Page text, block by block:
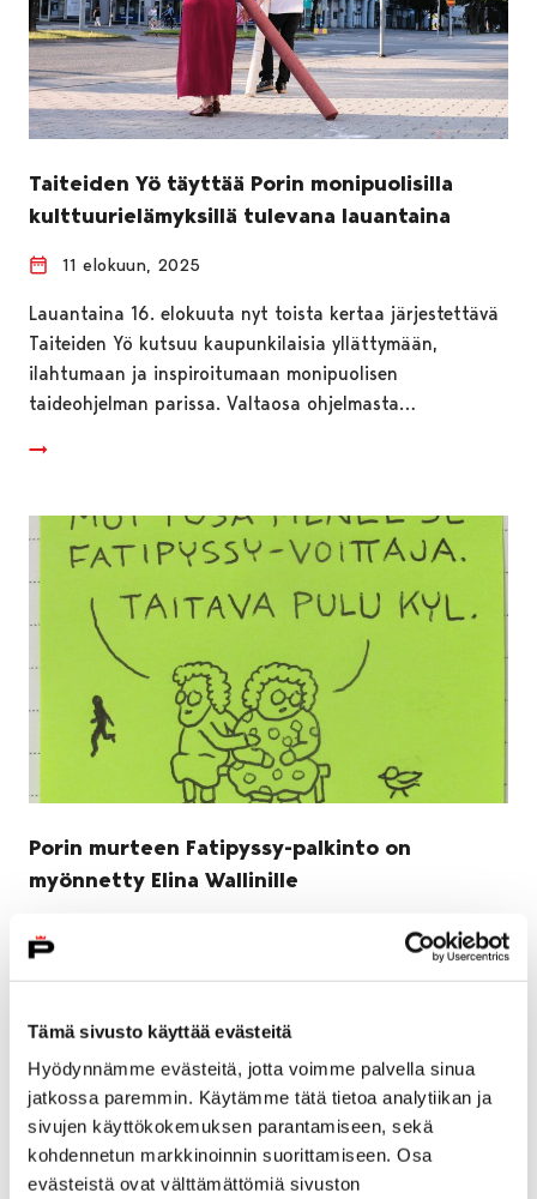
Tämä sivusto käyttää evästeitä
Hyödynnämme evästeitä, jotta voimme palvella sinua
jatkossa paremmin. Käytämme tätä tietoa analytiikan ja
sivujen käyttökokemuksen parantamiseen, sekä
kohdennetun markkinoinnin suorittamiseen. Osa
evästeistä ovat välttämättömiä sivuston
Taiteiden Yö täyttää Porin monipuolisilla
kulttuurielämyksillä tulevana lauantaina
11 elokuun, 2025
Lauantaina 16. elokuuta nyt toista kertaa järjestettävä
Taiteiden Yö kutsuu kaupunkilaisia yllättymään,
ilahtumaan ja inspiroitumaan monipuolisen
taideohjelman parissa. Valtaosa ohjelmasta…
Porin murteen Fatipyssy-palkinto on
myönnetty Elina Wallinille
Porin murteen vaalimiseksi ja edistämiseksi perustetun
murrekirjailija ja -pakinoitsija Elina Wallin.